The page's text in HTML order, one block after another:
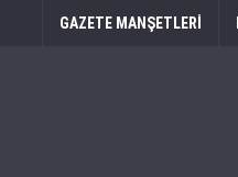
GAZETE MANŞETLERİ